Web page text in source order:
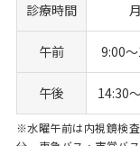
診療時間 月
午前 9:00
午後 14:30
※水曜午前は内視鏡検